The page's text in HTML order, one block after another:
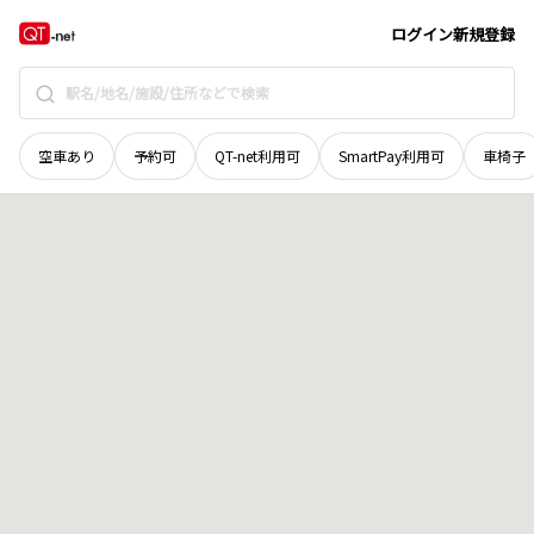
ログイン新規登録
空車あり 予約可 QT-net利用可 SmartPay利用可 車椅子
北海道 地域選択で探す